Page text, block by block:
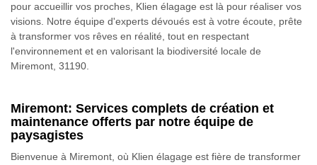
pour accueillir vos proches, Klien élagage est là pour réaliser vos
visions. Notre équipe d'experts dévoués est à votre écoute, prête
à transformer vos rêves en réalité, tout en respectant
l'environnement et en valorisant la biodiversité locale de
Miremont, 31190.
Miremont: Services complets de création et
maintenance offerts par notre équipe de
paysagistes
Bienvenue à Miremont, où Klien élagage est fière de transformer